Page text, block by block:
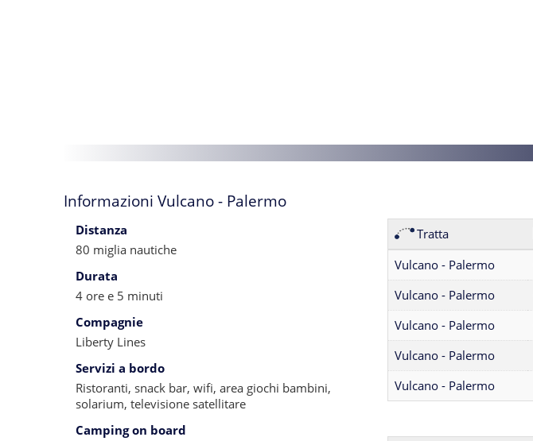
Informazioni Vulcano - Palermo
Distanza
80 miglia nautiche
Durata
4 ore e 5 minuti
Compagnie
Liberty Lines
Servizi a bordo
Ristoranti, snack bar, wifi, area giochi bambini,
solarium, televisione satellitare
Camping on board
Tratta
Vulcano - Palermo
Vulcano - Palermo
Vulcano - Palermo
Vulcano - Palermo
Vulcano - Palermo